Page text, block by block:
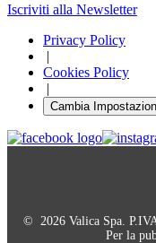
Iscriviti alla Newsletter
Privacy Policy
|
Cookies Policy
|
Cambia
© 2026 Valica Spa.
Per la